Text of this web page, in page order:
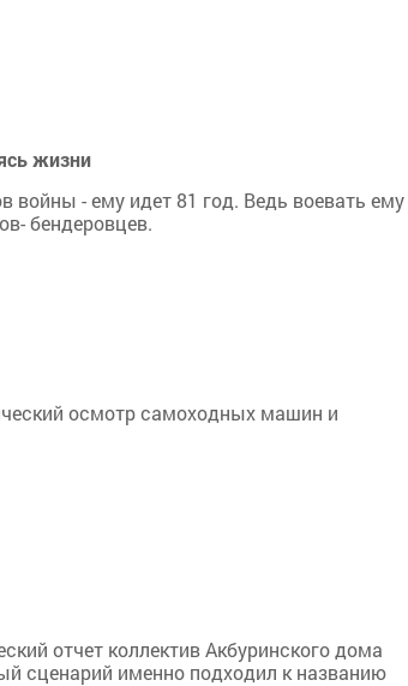
жизни
- ему идет 81 год. Ведь воевать
бендеровцев.
осмотр самоходных машин и
отчет коллектив Акбуринского дома
сценарий именно подходил к названию